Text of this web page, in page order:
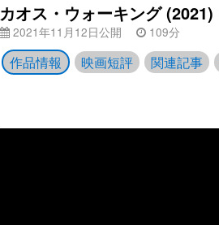
カオス・ウォーキング
2021年11月12日公開 109分
作品情報 映画短評 関連記事